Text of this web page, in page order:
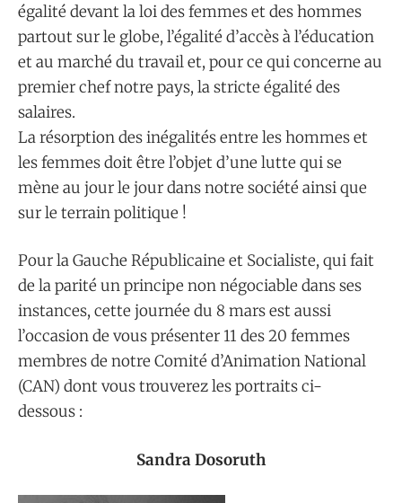
égalité devant la loi des femmes et des hommes
partout sur le globe, l’égalité d’accès à l’éducation
et au marché du travail et, pour ce qui concerne au
premier chef notre pays, la stricte égalité des
salaires.
La résorption des inégalités entre les hommes et
les femmes doit être l’objet d’une lutte qui se
mène au jour le jour dans notre société ainsi que
sur le terrain politique !
Pour la Gauche Républicaine et Socialiste, qui fait
de la parité un principe non négociable dans ses
instances, cette journée du 8 mars est aussi
l’occasion de vous présenter 11 des 20 femmes
membres de notre Comité d’Animation National
(CAN) dont vous trouverez les portraits ci-
dessous :
Sandra Dosoruth